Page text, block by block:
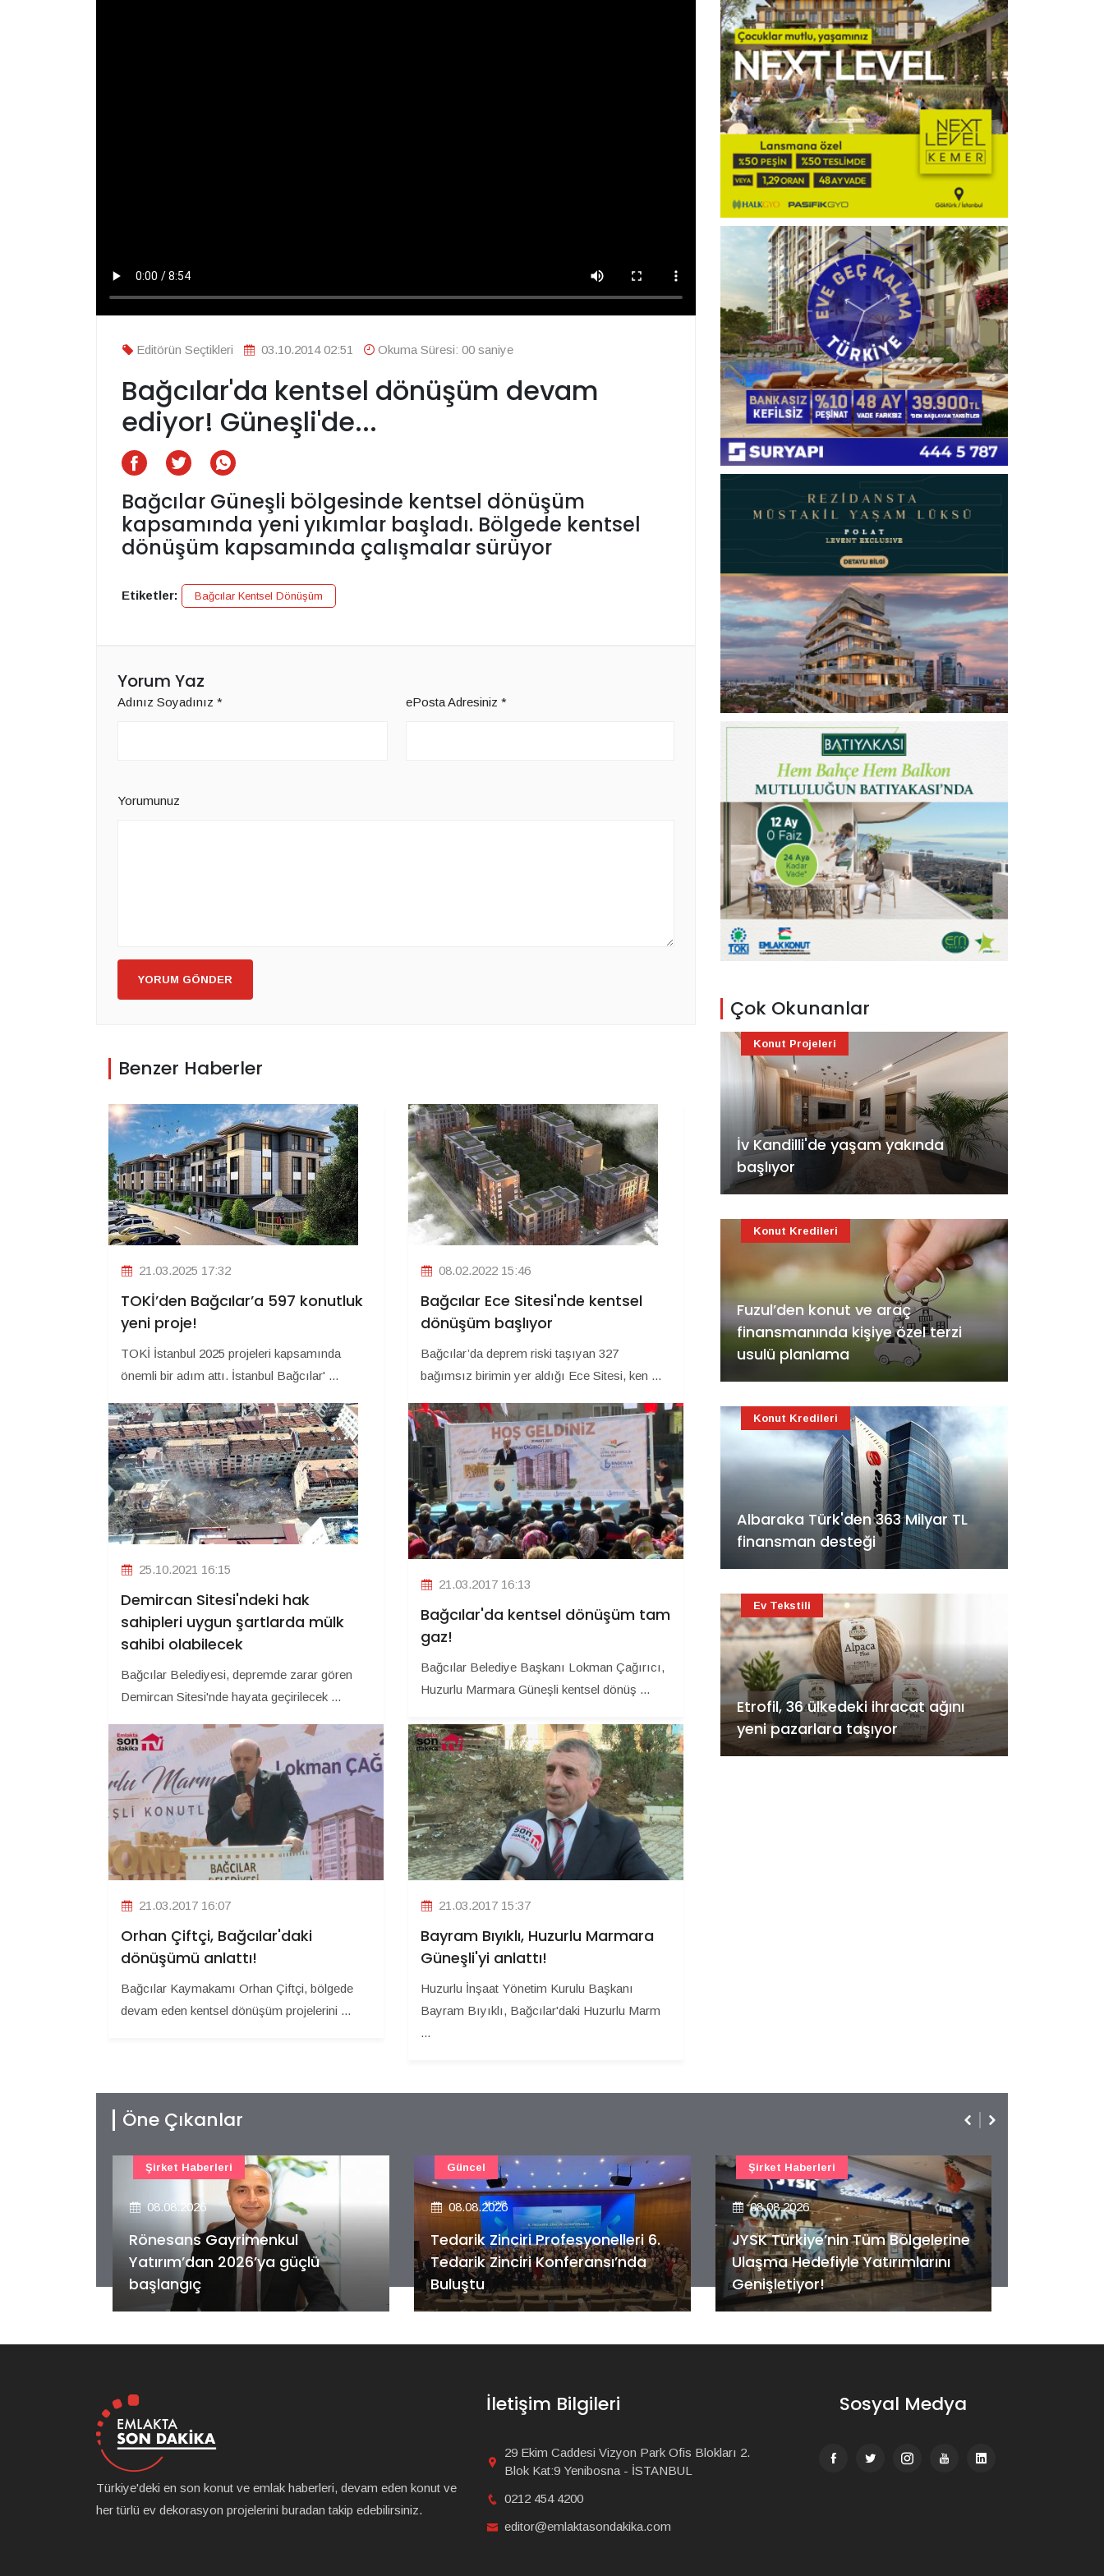
Editörün Seçtikleri 03.10.2014 02:51 Okuma Süresi: 00 saniye
Bağcılar'da kentsel dönüşüm devam
ediyor! Güneşli'de...
Bağcılar Güneşli bölgesinde kentsel dönüşüm
kapsamında yeni yıkımlar başladı. Bölgede kentsel
dönüşüm kapsamında çalışmalar sürüyor
Etiketler: Bağcılar Kentsel Dönüşüm
Yorum Yaz
Adınız Soyadınız * ePosta Adresiniz *
Yorumunuz
YORUM GÖNDER
Benzer Haberler
21.03.2025 17:32
TOKİ’den Bağcılar’a 597 konutluk
yeni proje!
TOKİ İstanbul 2025 projeleri kapsamında
önemli bir adım attı. İstanbul Bağcılar' ...
08.02.2022 15:46
Bağcılar Ece Sitesi'nde kentsel
dönüşüm başlıyor
Bağcılar’da deprem riski taşıyan 327
bağımsız birimin yer aldığı Ece Sitesi, ken ...
25.10.2021 16:15
Demircan Sitesi'ndeki hak
sahipleri uygun şartlarda mülk
sahibi olabilecek
Bağcılar Belediyesi, depremde zarar gören
Demircan Sitesi'nde hayata geçirilecek ...
21.03.2017 16:13
Bağcılar'da kentsel dönüşüm tam
gaz!
Bağcılar Belediye Başkanı Lokman Çağırıcı,
Huzurlu Marmara Güneşli kentsel dönüş ...
21.03.2017 16:07
Orhan Çiftçi, Bağcılar'daki
dönüşümü anlattı!
Bağcılar Kaymakamı Orhan Çiftçi, bölgede
devam eden kentsel dönüşüm projelerini ...
21.03.2017 15:37
Bayram Bıyıklı, Huzurlu Marmara
Güneşli'yi anlattı!
Huzurlu İnşaat Yönetim Kurulu Başkanı
Bayram Bıyıklı, Bağcılar'daki Huzurlu Marm
...
Çok Okunanlar
İv Kandilli'de yaşam yakında
başlıyor
Konut Projeleri
Fuzul’den konut ve araç
finansmanında kişiye özel terzi
usulü planlama
Konut Kredileri
Albaraka Türk'den 363 Milyar TL
finansman desteği
Konut Kredileri
Etrofil, 36 ülkedeki ihracat ağını
yeni pazarlara taşıyor
Ev Tekstili
Öne Çıkanlar
08.08.2026
Rönesans Gayrimenkul
Yatırım’dan 2026’ya güçlü
başlangıç
Şirket Haberleri
08.08.2026
Tedarik Zinciri Profesyonelleri 6.
Tedarik Zinciri Konferansı’nda
Buluştu
Güncel
08.08.2026
JYSK Türkiye’nin Tüm Bölgelerine
Ulaşma Hedefiyle Yatırımlarını
Genişletiyor!
Şirket Haberleri
Türkiye'deki en son konut ve emlak haberleri, devam eden konut ve
her türlü ev dekorasyon projelerini buradan takip edebilirsiniz.
İletişim Bilgileri
29 Ekim Caddesi Vizyon Park Ofis Blokları 2.
Blok Kat:9 Yenibosna - İSTANBUL
0212 454 4200
editor@emlaktasondakika.com
Sosyal Medya